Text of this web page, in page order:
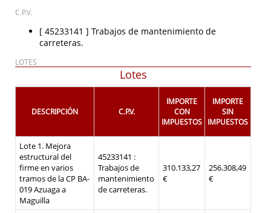
C.P.V.
[ 45233141 ] Trabajos de mantenimiento de
carreteras.
LOTES
Lotes
DESCRIPCIÓN C.P.V.
IMPORTE
CON
IMPUESTOS
IMPORTE
SIN
IMPUESTOS
Lote 1. Mejora
estructural del
firme en varios
tramos de la CP BA-
019 Azuaga a
Maguilla
45233141 :
Trabajos de
mantenimiento
de carreteras.
310.133,27
€
256.308,49
€